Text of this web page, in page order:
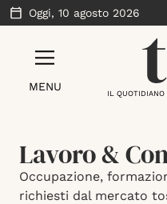
Oggi, 10 agosto 2026
MENU
IL QUOTIDIANO
Lavoro &
Occupazione,
richiesti dal mercato